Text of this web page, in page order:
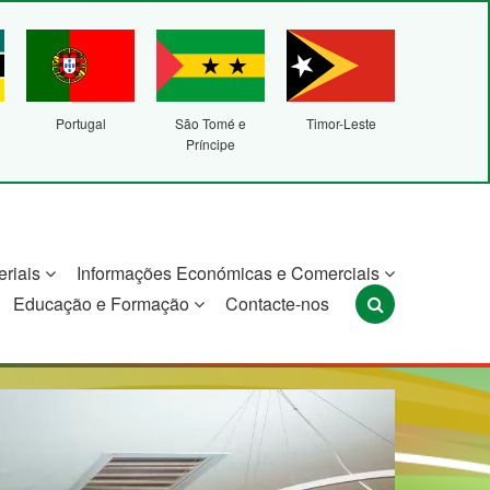
Portugal
São Tomé e
Príncipe
Timor-Leste
Informações Económicas e Comerciais
Educação e Formação Contacte-nos